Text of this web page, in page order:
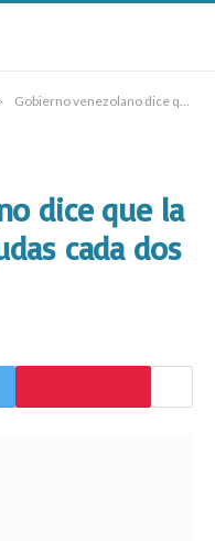
Gobierno venezolano dice que la Cruz Roja prevé ayudas cada dos semanas
dice que la
cada dos